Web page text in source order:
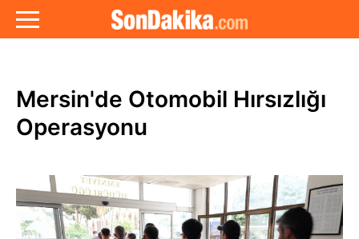
Mersin'de Otomobil Hırsızlığı
Operasyonu